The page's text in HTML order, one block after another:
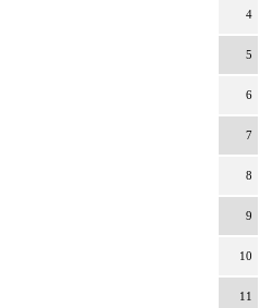
4
5
6
7
8
9
10
11